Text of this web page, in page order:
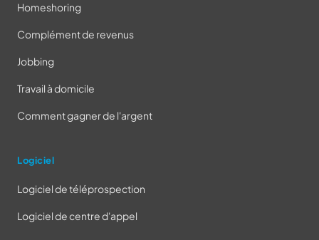
Homeshoring
Complément de revenus
Jobbing
Travail à domicile
Comment gagner de l'argent
Logiciel
Logiciel de téléprospection
Logiciel de centre d'appel